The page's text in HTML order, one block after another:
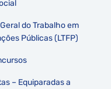
do Trabalho em
Públicas (LTFP)
– Equiparadas a